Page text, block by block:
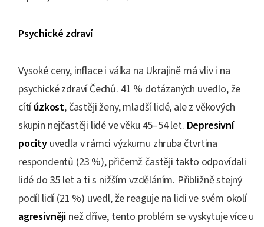
Psychické zdraví
Vysoké ceny, inflace i válka na Ukrajině má vliv i na
psychické zdraví Čechů. 41 % dotázaných uvedlo, že
cítíúzkost, častěji ženy, mladší lidé, ale z věkových
skupin nejčastěji lidé ve věku 45–54 let. Depresivní
pocityuvedla v rámci výzkumu zhruba čtvrtina
respondentů (23 %), přičemž častěji takto odpovídali
lidé do 35 let a ti s nižším vzděláním. Přibližně stejný
podíl lidí (21 %) uvedl, že reaguje na lidi ve svém okolí
agresivněji než dříve, tento problém se vyskytuje více u